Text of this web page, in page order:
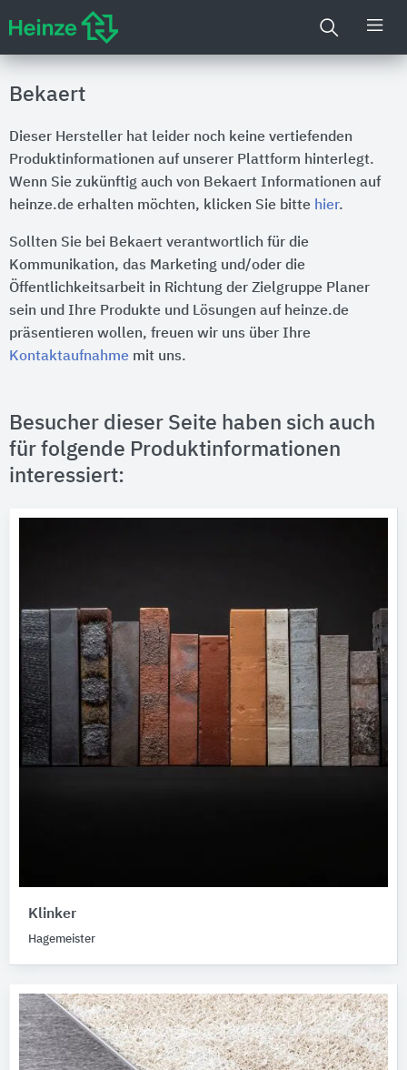
Bekaert
Dieser Hersteller hat leider noch keine vertiefenden
Produktinformationen auf unserer Plattform hinterlegt.
Wenn Sie zukünftig auch von Bekaert Informationen auf
heinze.de erhalten möchten, klicken Sie bitte hier.
Sollten Sie bei Bekaert verantwortlich für die
Kommunikation, das Marketing und/oder die
Öffentlichkeitsarbeit in Richtung der Zielgruppe Planer
sein und Ihre Produkte und Lösungen auf heinze.de
präsentieren wollen, freuen wir uns über Ihre
Kontaktaufnahme mit uns.
Besucher dieser Seite haben sich auch
für folgende Produktinformationen
interessiert:
Klinker
Hagemeister